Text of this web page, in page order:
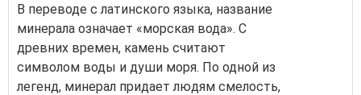
В переводе с латинского языка, название
минерала означает «морская вода». С
древних времен, камень считают
символом воды и души моря. По одной из
легенд, минерал придает людям смелость,